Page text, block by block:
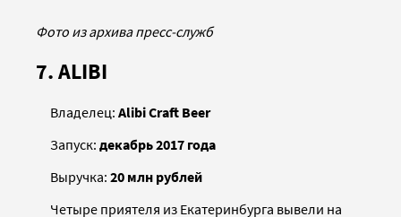
Фото из архива пресс-служб
7. ALIBI
Владелец: Alibi Craft Beer
Запуск: декабрь 2017 года
Выручка: 20 млн рублей
Четыре приятеля из Екатеринбурга вывели на